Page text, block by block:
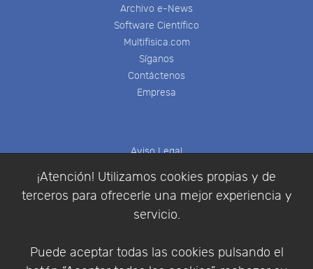
¡Atención! Utilizamos cookies propias y de
terceros para ofrecerle una mejor experiencia y
servicio.
Puede aceptar todas las cookies pulsando el
Archivo e-News
Software Científico
Multifisica.com
Síganos
Contáctenos
Empresa
Aviso Legal
Política de Privacidad
Condiciones de compra
Identificarse